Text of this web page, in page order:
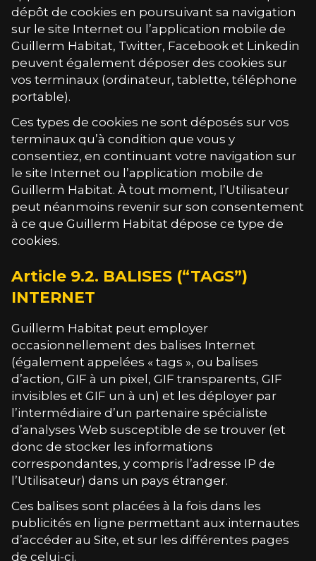
dépôt de cookies en poursuivant sa navigation
sur le site Internet ou l’application mobile de
Guillerm Habitat, Twitter, Facebook et Linkedin
peuvent également déposer des cookies sur
vos terminaux (ordinateur, tablette, téléphone
portable).
Ces types de cookies ne sont déposés sur vos
terminaux qu’à condition que vous y
consentiez, en continuant votre navigation sur
le site Internet ou l’application mobile de
Guillerm Habitat. À tout moment, l’Utilisateur
peut néanmoins revenir sur son consentement
à ce que Guillerm Habitat dépose ce type de
cookies.
Article 9.2. BALISES (“TAGS”)
INTERNET
Guillerm Habitat peut employer
occasionnellement des balises Internet
(également appelées « tags », ou balises
d’action, GIF à un pixel, GIF transparents, GIF
invisibles et GIF un à un) et les déployer par
l’intermédiaire d’un partenaire spécialiste
d’analyses Web susceptible de se trouver (et
donc de stocker les informations
correspondantes, y compris l’adresse IP de
l’Utilisateur) dans un pays étranger.
Ces balises sont placées à la fois dans les
publicités en ligne permettant aux internautes
d’accéder au Site, et sur les différentes pages
de celui-ci.